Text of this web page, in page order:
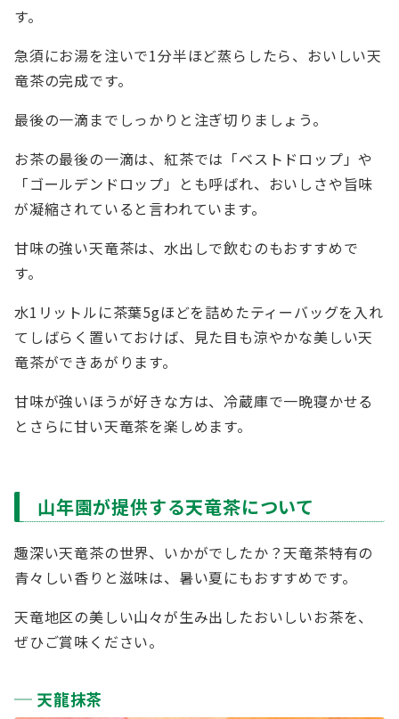
す。
急須にお湯を注いで1分半ほど蒸らしたら、おいしい天
竜茶の完成です。
最後の一滴までしっかりと注ぎ切りましょう。
お茶の最後の一滴は、紅茶では「ベストドロップ」や
「ゴールデンドロップ」とも呼ばれ、おいしさや旨味
が凝縮されていると言われています。
甘味の強い天竜茶は、水出しで飲むのもおすすめで
す。
水1リットルに茶葉5gほどを詰めたティーバッグを入れ
てしばらく置いておけば、見た目も涼やかな美しい天
竜茶ができあがります。
甘味が強いほうが好きな方は、冷蔵庫で一晩寝かせる
とさらに甘い天竜茶を楽しめます。
山年園が提供する天竜茶について
趣深い天竜茶の世界、いかがでしたか？天竜茶特有の
青々しい香りと滋味は、暑い夏にもおすすめです。
天竜地区の美しい山々が生み出したおいしいお茶を、
ぜひご賞味ください。
天龍抹茶